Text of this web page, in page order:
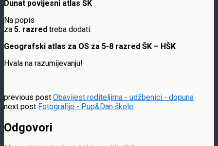
Dunat povijesni atlas ŠK
Na popis
za 5. razred treba dodati:
Geografski atlas za OS za 5-8 razred ŠK – HŠK
Hvala na razumijevanju!
previous post Obavijest roditeljima - udžbenici - dopuna
next post Fotografije - Pup&Dan škole
Odgovori